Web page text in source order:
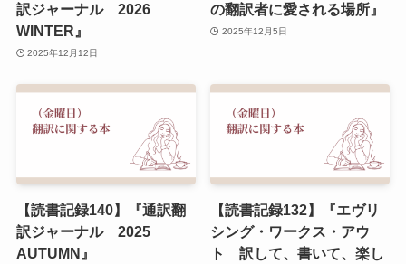
訳ジャーナル 2026
WINTER』
2025年12月12日
の翻訳者に愛される場所』
2025年12月5日
【読書記録140】『通訳翻
訳ジャーナル 2025
AUTUMN』
【読書記録132】『エヴリ
シング・ワークス・アウ
ト 訳して、書いて、楽し